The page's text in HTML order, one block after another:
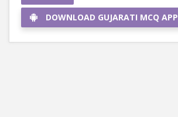
DOWNLOAD GUJARATI MCQ APP